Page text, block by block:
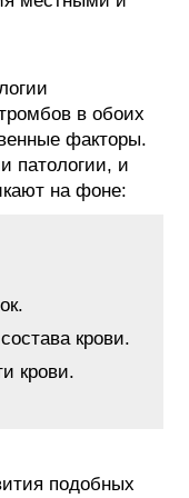
в обоих
факторы.
патологии, и
на фоне:
крови.
крови.
подобных